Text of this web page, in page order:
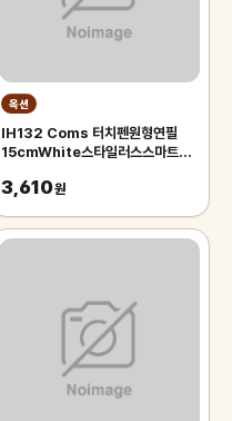
옥션
IH132 Coms 터치펜원형연필
15cmWhite스타일러스스마트폰
3,610원